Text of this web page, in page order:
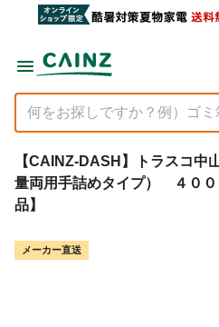
【CAINZ-DASH】トラスコ中
量両用手詰めタイプ） ４００
品】
メーカー直送